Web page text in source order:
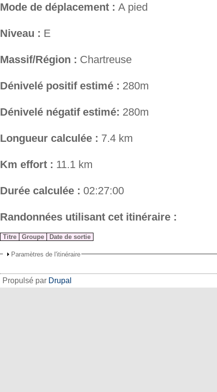
Mode de déplacement : A pied
Niveau : E
Massif/Région : Chartreuse
Dénivelé positif estimé : 280m
Dénivelé négatif estimé: 280m
Longueur calculée : 7.4 km
Km effort : 11.1 km
Durée calculée : 02:27:00
Randonnées utilisant cet itinéraire :
Titre Groupe Date de sortie
Paramètres de l'itinéraire
Propulsé par Drupal